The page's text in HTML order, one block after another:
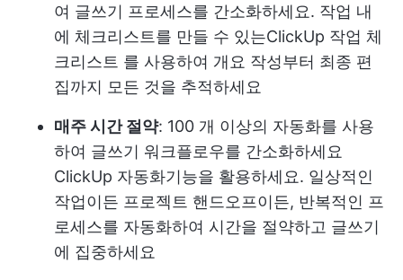
여 글쓰기 프로세스를 간소화하세요. 작업 내
에 체크리스트를 만들 수 있는ClickUp 작업 체
크리스트 를 사용하여 개요 작성부터 최종 편
집까지 모든 것을 추적하세요
매주 시간 절약: 100 개 이상의 자동화를 사용
하여 글쓰기 워크플로우를 간소화하세요
ClickUp 자동화기능을 활용하세요. 일상적인
작업이든 프로젝트 핸드오프이든, 반복적인 프
로세스를 자동화하여 시간을 절약하고 글쓰기
에 집중하세요